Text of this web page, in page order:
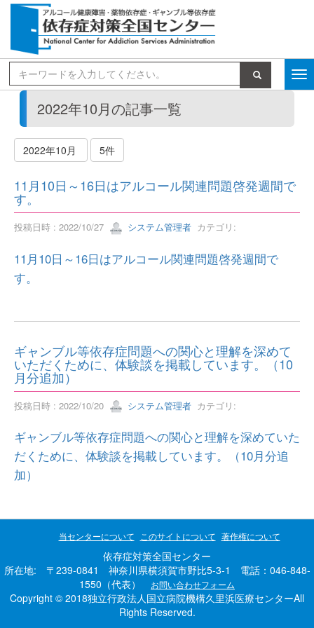
検索
2022年10月の記事一覧
2022年10月 5件
11月10日～16日はアルコール関連問題啓発週間で
す。
投稿日時 : 2022/10/27 システム管理者 カテゴリ:
11月10日～16日はアルコール関連問題啓発週間で
す。
ギャンブル等依存症問題への関心と理解を深めて
いただくために、体験談を掲載しています。（10
月分追加）
投稿日時 : 2022/10/20 システム管理者 カテゴリ:
ギャンブル等依存症問題への関心と理解を深めていた
だくために、体験談を掲載しています。（10月分追
加）
当センターについて このサイトについて 著作権について
依存症対策全国センター
所在地: 〒239-0841 神奈川県横須賀市野比5-3-1 電話：046-848-
1550（代表）
お問い合わせフォーム
Copyright © 2018独立行政法人国立病院機構久里浜医療センターAll
Rights Reserved.